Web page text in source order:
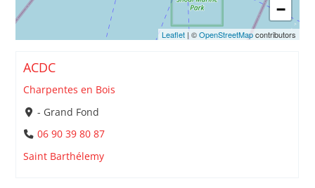
ACDC
Charpentes en Bois
- Grand Fond
06 90 39 80 87
Saint Barthélemy
−
Leaflet| ©OpenStreetMapcontributors